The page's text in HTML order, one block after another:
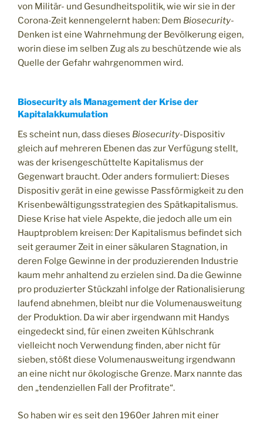
von Militär- und Gesundheitspolitik, wie wir sie in der
Corona-Zeit kennengelernt haben: Dem Biosecurity-
Denken ist eine Wahrnehmung der Bevölkerung eigen,
worin diese im selben Zug als zu beschützende wie als
Quelle der Gefahr wahrgenommen wird.
Biosecurity als Management der Krise der
Kapitalakkumulation
Es scheint nun, dass dieses Biosecurity-Dispositiv
gleich auf mehreren Ebenen das zur Verfügung stellt,
was der krisengeschüttelte Kapitalismus der
Gegenwart braucht. Oder anders formuliert: Dieses
Dispositiv gerät in eine gewisse Passförmigkeit zu den
Krisenbewältigungsstrategien des Spätkapitalismus.
Diese Krise hat viele Aspekte, die jedoch alle um ein
Hauptproblem kreisen: Der Kapitalismus befindet sich
seit geraumer Zeit in einer säkularen Stagnation, in
deren Folge Gewinne in der produzierenden Industrie
kaum mehr anhaltend zu erzielen sind. Da die Gewinne
pro produzierter Stückzahl infolge der Rationalisierung
laufend abnehmen, bleibt nur die Volumenausweitung
der Produktion. Da wir aber irgendwann mit Handys
eingedeckt sind, für einen zweiten Kühlschrank
vielleicht noch Verwendung finden, aber nicht für
sieben, stößt diese Volumenausweitung irgendwann
an eine nicht nur ökologische Grenze. Marx nannte das
den „tendenziellen Fall der Profitrate“.
So haben wir es seit den 1960er Jahren mit einer